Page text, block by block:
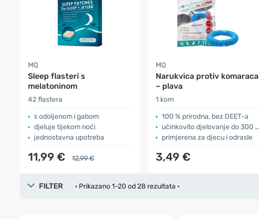
MQ
Sleep flasteri s
melatoninom
42 flastera
s odoljenom i gabom
djeluje tijekom noći
jednostavna upotreba
11,99 € 12,99 €
MQ
Narukvica protiv komaraca
– plava
1 kom
100 % prirodna, bez DEET-a
učinkovito djelovanje do 300 sati
primjerena za djecu i odrasle
3,49 €
FILTER • Prikazano 1-20 od 28 rezultata •